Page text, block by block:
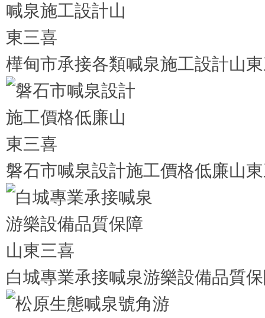
樺甸市承接各類喊泉施工設計山
磐石市喊泉設計施工價格低廉山
白城專業承接喊泉游樂設備品質